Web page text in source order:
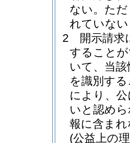
ない。 た
れていな
2
開示請求
すること
いて、当
を識別す
により、
いと認め
報に含ま
(公益上の